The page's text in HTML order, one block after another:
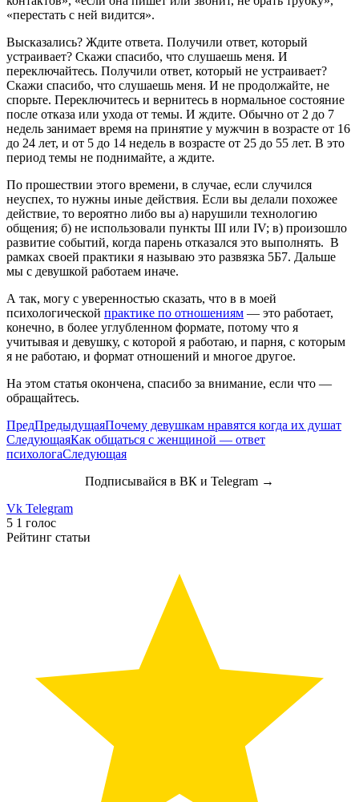
«перестать с ней видится».
Высказались? Ждите ответа. Получили ответ, который
устраивает? Скажи спасибо, что слушаешь меня. И
переключайтесь. Получили ответ, который не устраивает?
Скажи спасибо, что слушаешь меня. И не продолжайте, не
спорьте. Переключитесь и вернитесь в нормальное состояние
после отказа или ухода от темы. И ждите. Обычно от 2 до 7
недель занимает время на принятие у мужчин в возрасте от 16
до 24 лет, и от 5 до 14 недель в возрасте от 25 до 55 лет. В это
период темы не поднимайте, а ждите.
По прошествии этого времени, в случае, если случился
неуспех, то нужны иные действия. Если вы делали похожее
действие, то вероятно либо вы а) нарушили технологию
общения; б) не использовали пункты III или IV; в) произошло
развитие событий, когда парень отказался это выполнять. В
рамках своей практики я называю это развязка 5Б7. Дальше
мы с девушкой работаем иначе.
А так, могу с уверенностью сказать, что в в моей
психологической практике по отношениям — это работает,
конечно, в более углубленном формате, потому что я
учитывая и девушку, с которой я работаю, и парня, с которым
я не работаю, и формат отношений и многое другое.
На этом статья окончена, спасибо за внимание, если что —
обращайтесь.
ПредПредыдущаяПочему девушкам нравятся когда их душат
СледующаяКак общаться с женщиной — ответ
психологаСледующая
Подписывайся в ВК и Telegram →
Vk Telegram
5 1 голос
Рейтинг статьи